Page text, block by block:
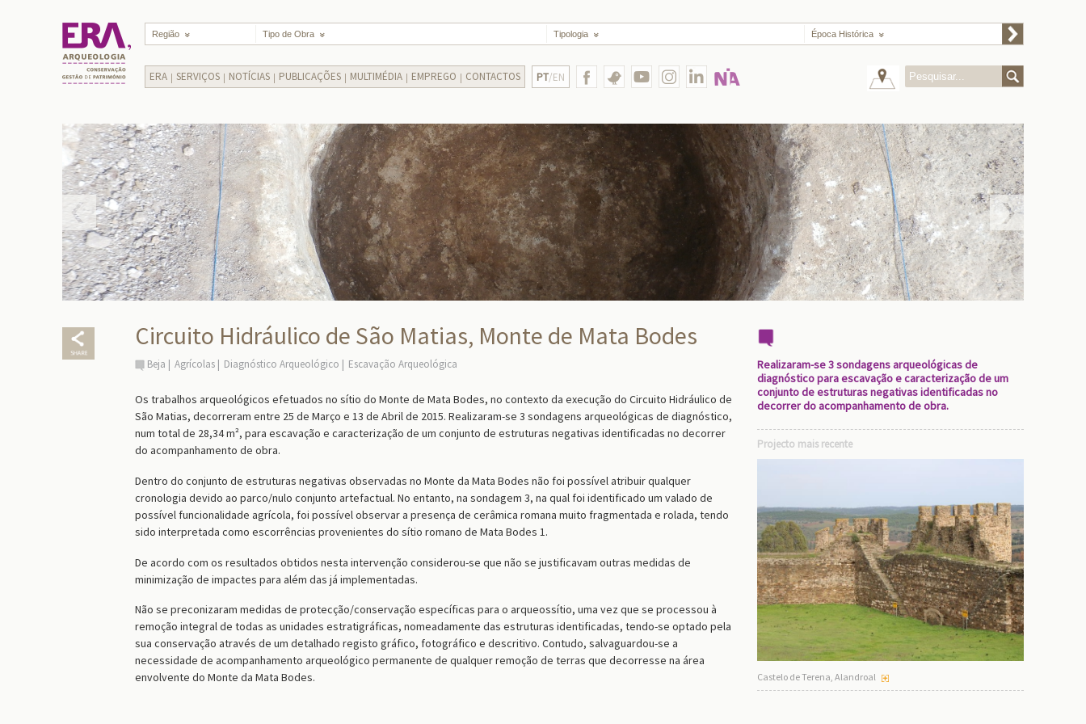
Região Tipo de Obra Tipologia Época Histórica
ERA SERVIÇOS NOTÍCIAS PUBLICAÇÕES MULTIMÉDIA EMPREGO CONTACTOS PT/EN
Circuito Hidráulico de São Matias, Monte de Mata Bodes
Beja Agrícolas Diagnóstico Arqueológico Escavação Arqueológica
Os trabalhos arqueológicos efetuados no sítio do Monte de Mata Bodes, no contexto da execução do Circuito Hidráulico de
São Matias, decorreram entre 25 de Março e 13 de Abril de 2015. Realizaram-se 3 sondagens arqueológicas de diagnóstico,
num total de 28,34 m², para escavação e caracterização de um conjunto de estruturas negativas identificadas no decorrer
do acompanhamento de obra.
Dentro do conjunto de estruturas negativas observadas no Monte da Mata Bodes não foi possível atribuir qualquer
cronologia devido ao parco/nulo conjunto artefactual. No entanto, na sondagem 3, na qual foi identificado um valado de
possível funcionalidade agrícola, foi possível observar a presença de cerâmica romana muito fragmentada e rolada, tendo
sido interpretada como escorrências provenientes do sítio romano de Mata Bodes 1.
De acordo com os resultados obtidos nesta intervenção considerou-se que não se justificavam outras medidas de
minimização de impactes para além das já implementadas.
Não se preconizaram medidas de protecção/conservação específicas para o arqueossítio, uma vez que se processou à
remoção integral de todas as unidades estratigráficas, nomeadamente das estruturas identificadas, tendo-se optado pela
sua conservação através de um detalhado registo gráfico, fotográfico e descritivo. Contudo, salvaguardou-se a
necessidade de acompanhamento arqueológico permanente de qualquer remoção de terras que decorresse na área
envolvente do Monte da Mata Bodes.
Realizaram-se 3 sondagens arqueológicas de
diagnóstico para escavação e caracterização de um
conjunto de estruturas negativas identificadas no
decorrer do acompanhamento de obra.
Projecto mais recente
Castelo de Terena, Alandroal